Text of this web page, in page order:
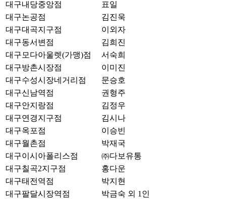
대구내당중앙점
표일
대구논공점
김진욱
대구대곡지구점
이외자
대구동서변점
김희진
대구모다아울렛(가맹)점
서숙희
대구방촌시장점
이미진
대구수성시장네거리점
문승호
대구신남역점
권형주
대구안지랑점
김정우
대구연경지구점
김시나
대구옥포점
이승빈
대구월촌점
박재국
대구이시아폴리스점
㈜다보유통
대구칠곡2지구점
홍다운
대구태전역점
박지현
대구팔달시장역점
박금숙 외 1인